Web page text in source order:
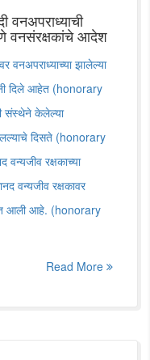
वनअपराध्याची
वनसंरक्षकांचे आदेश
वनअपराध्याच्या झालेल्या
दिले आहेत (honorary
संस्थेने केलेल्या
दिसते (honorary
रक्षकाच्या
वन्यजीव रक्षकावर
आली आहे. (honorary
Read More